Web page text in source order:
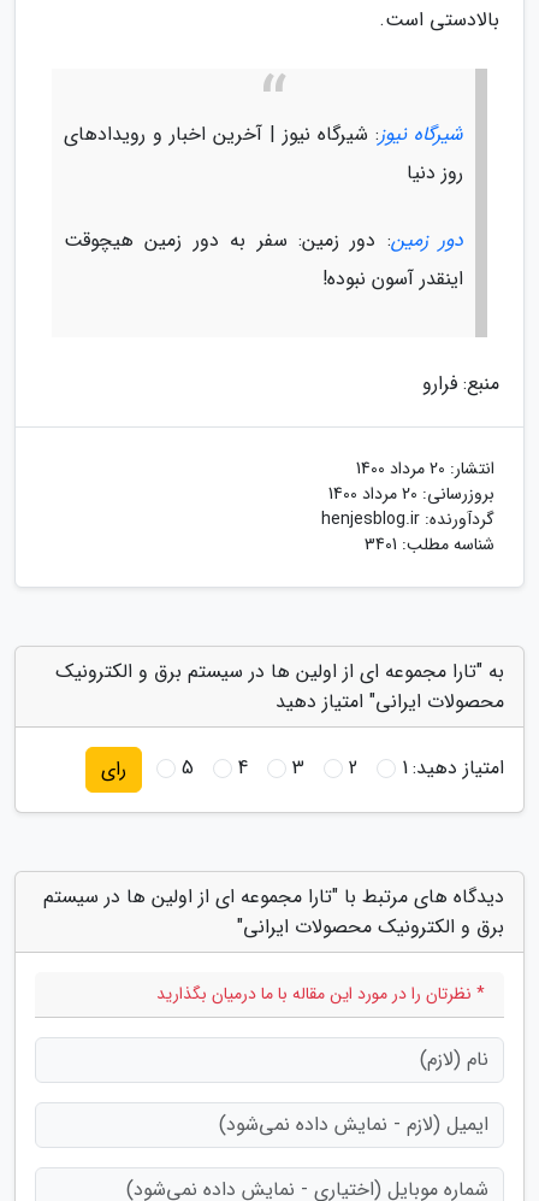
بالادستی است.
شیرگاه نیوز: شیرگاه نیوز | آخرین اخبار و رویدادهای
روز دنیا
دور زمین: دور زمین: سفر به دور زمین هیچوقت
اینقدر آسون نبوده!
منبع: فرارو
انتشار: 20 مرداد 1400
بروزرسانی: 20 مرداد 1400
گردآورنده: henjesblog.ir
شناسه مطلب: 3401
به "تارا مجموعه ای از اولین ها در سیستم برق و الکترونیک
محصولات ایرانی" امتیاز دهید
امتیاز دهید:1
2
3
4
5 رای
دیدگاه های مرتبط با "تارا مجموعه ای از اولین ها در سیستم
برق و الکترونیک محصولات ایرانی"
* نظرتان را در مورد این مقاله با ما درمیان بگذارید